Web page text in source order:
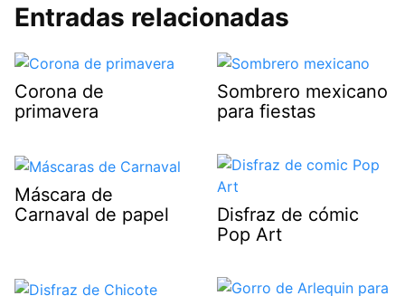
Entradas relacionadas
Corona de
primavera
Sombrero mexicano
para fiestas
Máscara de
Carnaval de papel
Disfraz de cómic
Pop Art